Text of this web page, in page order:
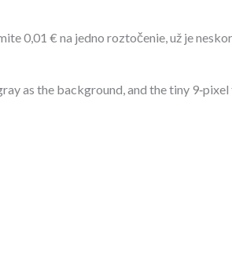
0,01 € na jedno roztočenie, už je
as the background, and the tiny